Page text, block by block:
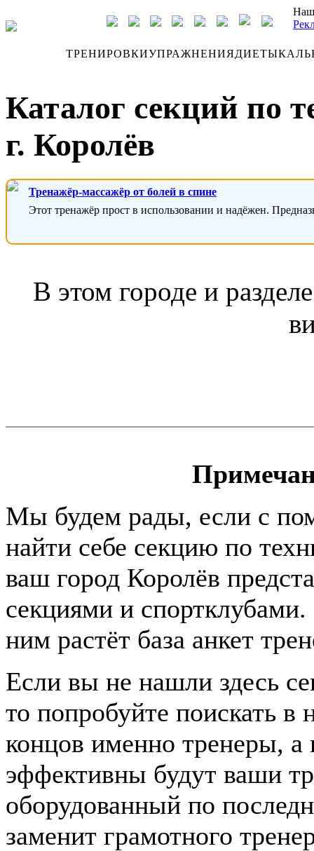
ТРЕНИРОВКИУПРАЖНЕНИЯДИЕТЫ
Каталог секций по
г. Королёв
Тренажёр-массажёр от болей в спине
Этот тренажёр прост в использовании и надёжен.
В этом городе и
Мы будем рады, если с
найти себе секцию по
ваш город Королёв
секциями и
ним растёт база анкет
Если вы не нашли здесь
то попробуйте поискать в
концов именно тренеры, а
эффективны будут ваши
оборудованный по
заменит грамотного